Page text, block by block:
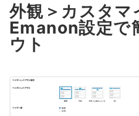
外観＞カスタマ
Emanon設定で
ウト